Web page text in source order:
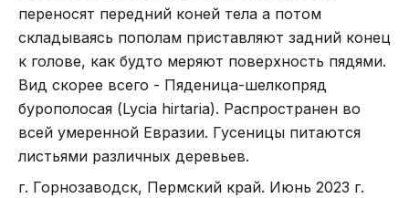
переносят передний коней тела а потом
складываясь пополам приставляют задний конец
к голове, как будто меряют поверхность пядями.
Вид скорее всего - Пяденица-шелкопряд
бурополосая (Lycia hirtaria). Распространен во
всей умеренной Евразии. Гусеницы питаются
листьями различных деревьев.
г. Горнозаводск, Пермский край. Июнь 2023 г.